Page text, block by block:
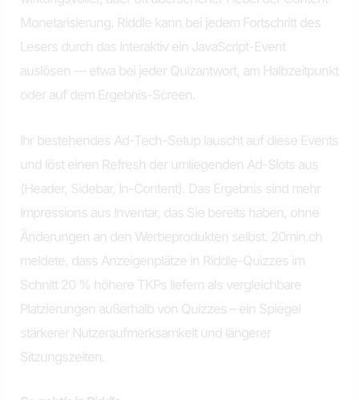
Monetarisierung. Riddle kann bei jedem Fortschritt des
Lesers durch das Interaktiv ein JavaScript-Event
auslösen — etwa bei jeder Quizantwort, am Halbzeitpunkt
oder auf dem Ergebnis-Screen.
Ihr bestehendes Ad-Tech-Setup lauscht auf diese Events
und löst einen Refresh der umliegenden Ad-Slots aus
(Header, Sidebar, In-Content). Das Ergebnis sind mehr
Impressions aus Inventar, das Sie bereits haben, ohne
Änderungen an den Werbeprodukten selbst. 20min.ch
meldete, dass Anzeigenplätze in Riddle-Quizzes im
Schnitt 20 % höhere TKPs liefern als vergleichbare
Platzierungen außerhalb von Quizzes – ein Spiegel
stärkerer Nutzeraufmerksamkeit und längerer
Sitzungszeiten.